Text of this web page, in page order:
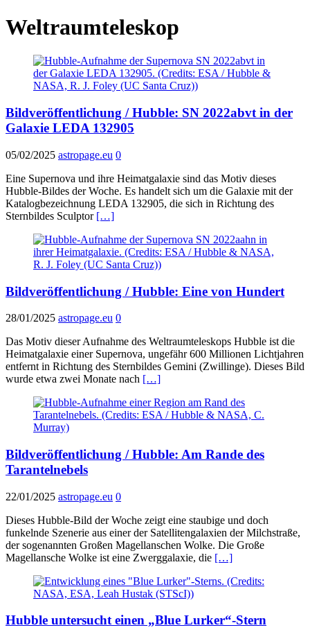
Weltraumteleskop
Bildveröffentlichung / Hubble: SN 2022abvt in der
Galaxie LEDA 132905
05/02/2025 astropage.eu 0
Eine Supernova und ihre Heimatgalaxie sind das Motiv dieses
Hubble-Bildes der Woche. Es handelt sich um die Galaxie mit der
Katalogbezeichnung LEDA 132905, die sich in Richtung des
Sternbildes Sculptor […]
Bildveröffentlichung / Hubble: Eine von Hundert
28/01/2025 astropage.eu 0
Das Motiv dieser Aufnahme des Weltraumteleskops Hubble ist die
Heimatgalaxie einer Supernova, ungefähr 600 Millionen Lichtjahren
entfernt in Richtung des Sternbildes Gemini (Zwillinge). Dieses Bild
wurde etwa zwei Monate nach […]
Bildveröffentlichung / Hubble: Am Rande des
Tarantelnebels
22/01/2025 astropage.eu 0
Dieses Hubble-Bild der Woche zeigt eine staubige und doch
funkelnde Szenerie aus einer der Satellitengalaxien der Milchstraße,
der sogenannten Großen Magellanschen Wolke. Die Große
Magellansche Wolke ist eine Zwerggalaxie, die […]
Hubble untersucht einen „Blue Lurker“-Stern